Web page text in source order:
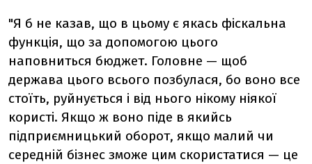
"Я б не казав, що в цьому є якась фіскальна
функція, що за допомогою цього
наповниться бюджет. Головне — щоб
держава цього всього позбулася, бо воно все
стоїть, руйнується і від нього нікому ніякої
користі. Якщо ж воно піде в якийсь
підприємницький оборот, якщо малий чи
середній бізнес зможе цим скористатися — це